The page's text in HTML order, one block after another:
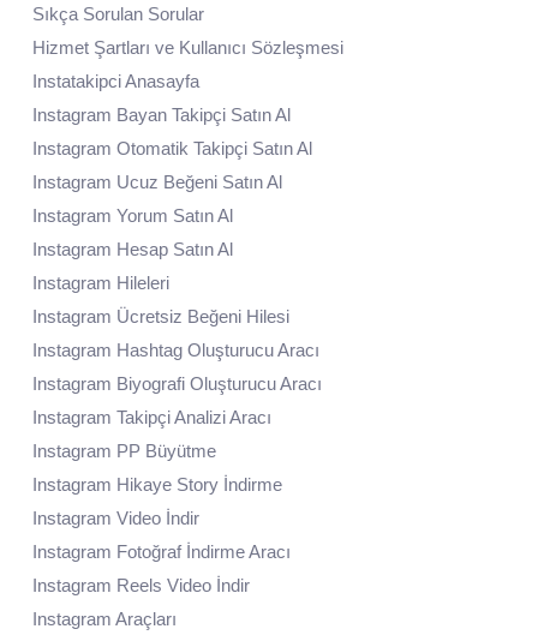
Sıkça Sorulan Sorular
Hizmet Şartları ve Kullanıcı Sözleşmesi
Instatakipci Anasayfa
Instagram Bayan Takipçi Satın Al
Instagram Otomatik Takipçi Satın Al
Instagram Ucuz Beğeni Satın Al
Instagram Yorum Satın Al
Instagram Hesap Satın Al
Instagram Hileleri
Instagram Ücretsiz Beğeni Hilesi
Instagram Hashtag Oluşturucu Aracı
Instagram Biyografi Oluşturucu Aracı
Instagram Takipçi Analizi Aracı
Instagram PP Büyütme
Instagram Hikaye Story İndirme
Instagram Video İndir
Instagram Fotoğraf İndirme Aracı
Instagram Reels Video İndir
Instagram Araçları